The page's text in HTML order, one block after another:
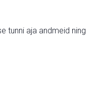
tunni aja andmeid ning